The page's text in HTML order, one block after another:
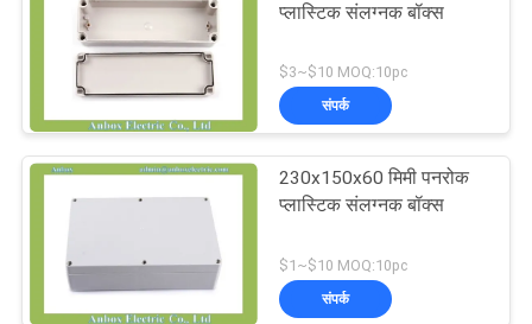
प्लास्टिक संलग्नक बॉक्स
$3~$10 MOQ:10pc
संपर्क
230x150x60 मिमी पनरोक
प्लास्टिक संलग्नक बॉक्स
$1~$10 MOQ:10pc
संपर्क